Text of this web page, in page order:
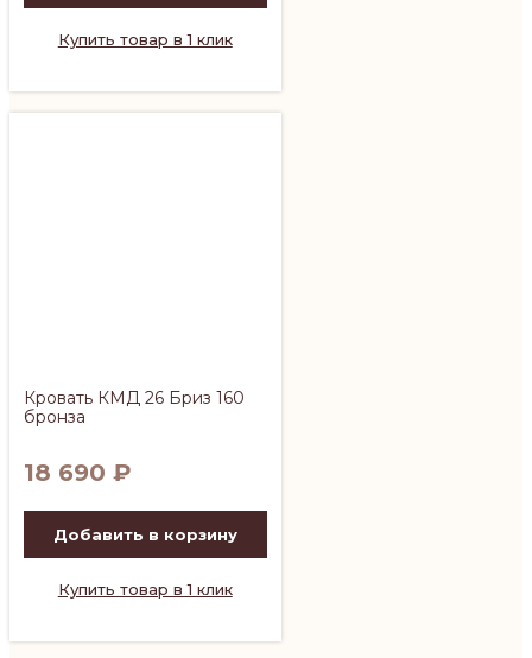
Купить товар в 1 клик
Кровать КМД 26 Бриз 160
бронза
18 690 ₽
Добавить в корзину
Купить товар в 1 клик